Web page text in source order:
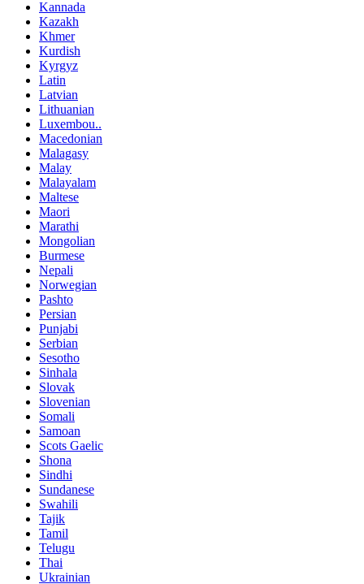
Kannada
Kazakh
Khmer
Kurdish
Kyrgyz
Latin
Latvian
Lithuanian
Luxembou..
Macedonian
Malagasy
Malay
Malayalam
Maltese
Maori
Marathi
Mongolian
Burmese
Nepali
Norwegian
Pashto
Persian
Punjabi
Serbian
Sesotho
Sinhala
Slovak
Slovenian
Somali
Samoan
Scots Gaelic
Shona
Sindhi
Sundanese
Swahili
Tajik
Tamil
Telugu
Thai
Ukrainian